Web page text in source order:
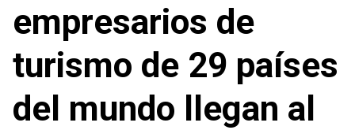
empresarios de
turismo de 29 países
del mundo llegan al